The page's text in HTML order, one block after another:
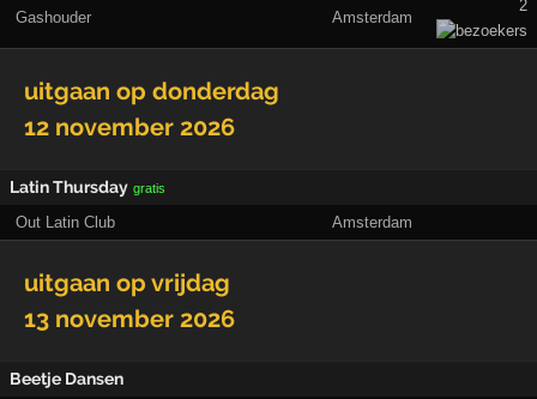
Gashouder Amsterdam
2
uitgaan op donderdag
12 november 2026
Latin Thursday gratis
Out Latin Club Amsterdam
uitgaan op vrijdag
13 november 2026
Beetje Dansen